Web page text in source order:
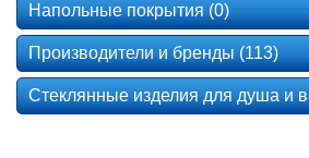
Напольные покрытия (0)
Производители и бренды (113)
Стеклянные изделия для душа и